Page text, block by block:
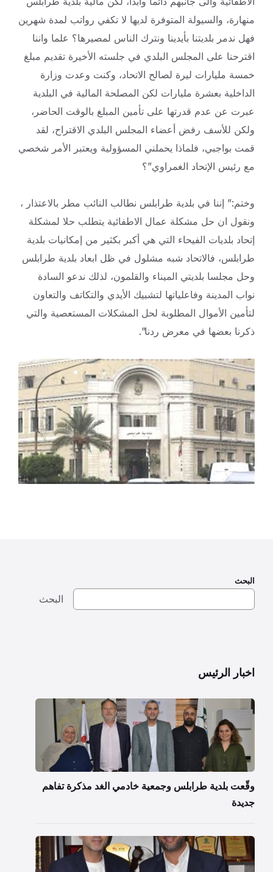
منهارة، والسيولة المتوفرة لديها لا تكفي رواتب لمدة شهرين
فهل ندمر بلديتنا بأيدينا ونترك الناس لمصيرها؟ علما واننا
اقترحنا على المجلس البلدي في جلسته الأخيرة تقديم مبلغ
خمسة مليارات ليرة لصالح الاتحاد، وكنت وعدت وزارة
الداخلية بعشرة مليارات لكن المصلحة المالية في البلدية
عبرت عن عدم قدرتها على تأمين المبلغ بالوقت الحاضر،
ولكن للأسف رفض أعضاء المجلس البلدي الاقتراح، لقد
قمت بواجبي، فلماذا يحملني المسؤولية ويعتبر الأمر شخصي
مع رئيس الإتحاد الغمراوي”؟
وختم:” إننا في بلدية طرابلس نطالب النائب مطر بالاعتذار ،
ونقول ان حل مشكلة عمال الاطفائية يتطلب حلا لمشكلة
إتحاد بلديات الفيحاء التي هي أكبر بكثير من إمكانيات بلدية
طرابلس، فالاتحاد شبه مشلول في ظل ابعاد بلدية طرابلس
وحل مجلسا بلديتي الميناء والقلمون، لذلك ندعو السادة
نواب المدينة وفاعلياتها لتشبيك الأيدي والتكاتف والتعاون
لتأمين الأموال المطلوبة لحل المشكلات المستعصية والتي
ذكرنا بعضها في معرض ردنا”.
البحث
البحث
اخبار الرئيس
وقّعت بلدية طرابلس وجمعية خادمي الغد مذكرة تفاهم
جديدة